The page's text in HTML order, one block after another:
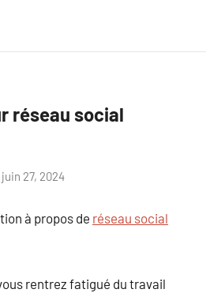
réseau social
juin 27, 2024
à propos de réseau social
rentrez fatigué du travail